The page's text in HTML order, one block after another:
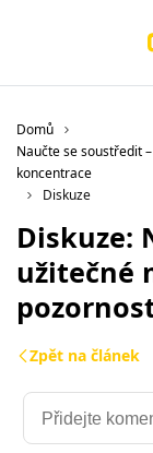
Domů
Naučte se soustředit
koncentrace
Diskuze
Diskuze:
užitečné
Zpět na článek